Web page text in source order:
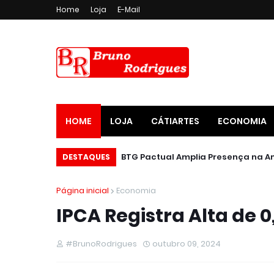
Home Loja E-Mail
HOME LOJA CÁTIARTES ECONOMIA
DESTAQUES
Página inicial Economia
IPCA Registra Alta de
#BrunoRodrigues outubro 09, 2024